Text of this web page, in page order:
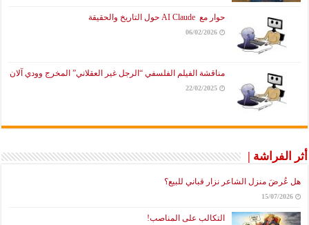
06/02/2026
مناقشة الفيلم الفلسفي “الرجل غير العقلاني” المخرج وودي آلان
22/02/2025
|
منزل الشاعر نزار قباني للبيع؟
15/
التكالب على المناصب!